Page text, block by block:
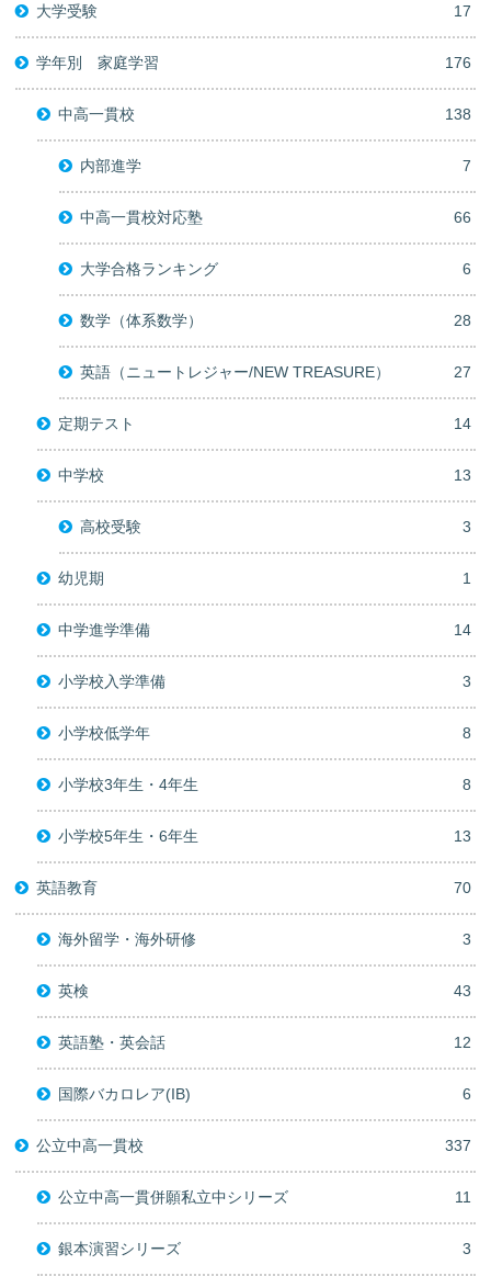
大学受験 17
学年別 家庭学習 176
中高一貫校 138
内部進学 7
中高一貫校対応塾 66
大学合格ランキング 6
数学（体系数学） 28
英語（ニュートレジャー/NEW TREASURE） 27
定期テスト 14
中学校 13
高校受験 3
幼児期 1
中学進学準備 14
小学校入学準備 3
小学校低学年 8
小学校3年生・4年生 8
小学校5年生・6年生 13
英語教育 70
海外留学・海外研修 3
英検 43
英語塾・英会話 12
国際バカロレア(IB) 6
公立中高一貫校 337
公立中高一貫併願私立中シリーズ 11
銀本演習シリーズ 3